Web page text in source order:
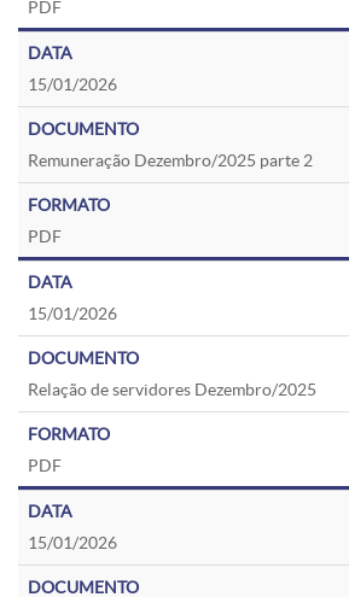
PDF
15/01/2026
Remuneração Dezembro/2025 parte 2
PDF
15/01/2026
Relação de servidores Dezembro/2025
PDF
15/01/2026